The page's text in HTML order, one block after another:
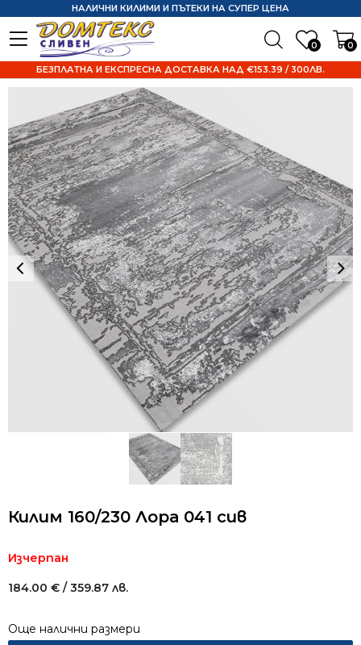
0 0
НАЛИЧНИ КИЛИМИ И ПЪТЕКИ НА СУПЕР ЦЕНА
БЕЗПЛАТНА И ЕКСПРЕСНА ДОСТАВКА НАД €153.39 / 300ЛВ.
Килим 160/230 Лора 041 сив
Изчерпан
184.00 € / 359.87 лв.
Още налични размери